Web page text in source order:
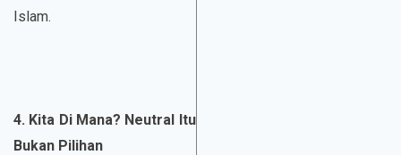
Islam.
4. Kita Di Mana? Neutral Itu
Bukan Pilihan